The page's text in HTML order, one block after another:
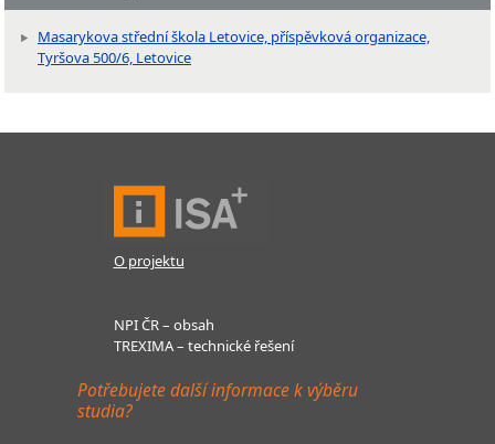
Masarykova střední škola Letovice, příspěvková organizace,
Tyršova 500/6, Letovice
O projektu
NPI ČR – obsah
TREXIMA – technické řešení
Potřebujete další informace k výběru
studia?